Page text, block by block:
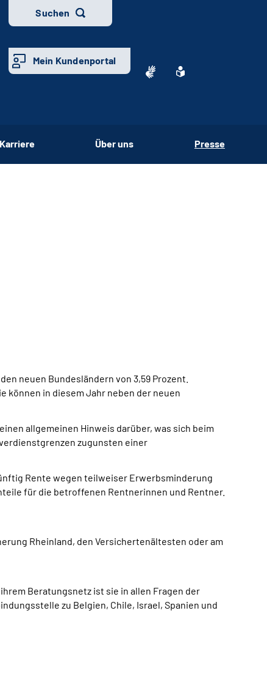
Suchen
Mein Kundenportal
Karriere Über uns Presse
neuen Bundesländern von 3,59 Prozent.
können in diesem Jahr neben der neuen
allgemeinen Hinweis darüber, was sich beim
zugunsten einer
Rente wegen teilweiser Erwerbsminderung
für die betroffenen Rentnerinnen und Rentner.
Rheinland, den Versichertenältesten oder am
Beratungsnetz ist sie in allen Fragen der
zu Belgien, Chile, Israel, Spanien und